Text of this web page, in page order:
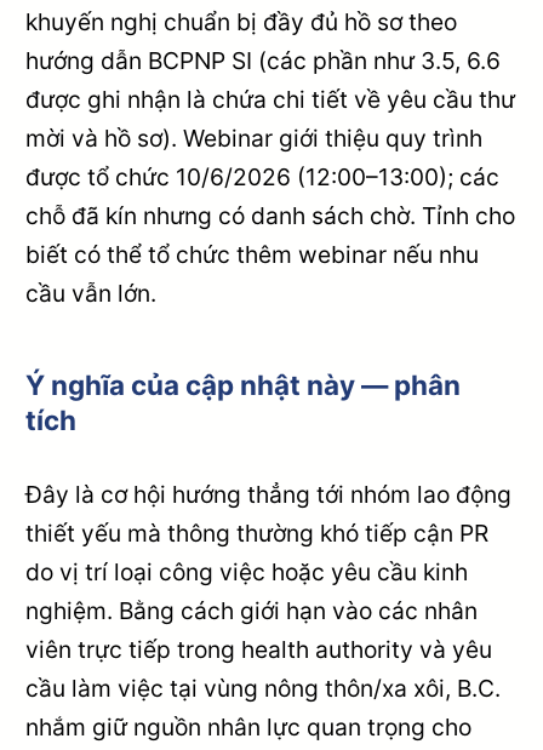
khuyến nghị chuẩn bị đầy đủ hồ sơ theo
hướng dẫn BCPNP SI (các phần như 3.5, 6.6
được ghi nhận là chứa chi tiết về yêu cầu thư
mời và hồ sơ). Webinar giới thiệu quy trình
được tổ chức 10/6/2026 (12:00–13:00); các
chỗ đã kín nhưng có danh sách chờ. Tỉnh cho
biết có thể tổ chức thêm webinar nếu nhu
cầu vẫn lớn.
Ý nghĩa của cập nhật này — phân
tích
Đây là cơ hội hướng thẳng tới nhóm lao động
thiết yếu mà thông thường khó tiếp cận PR
do vị trí loại công việc hoặc yêu cầu kinh
nghiệm. Bằng cách giới hạn vào các nhân
viên trực tiếp trong health authority và yêu
cầu làm việc tại vùng nông thôn/xa xôi, B.C.
nhắm giữ nguồn nhân lực quan trọng cho